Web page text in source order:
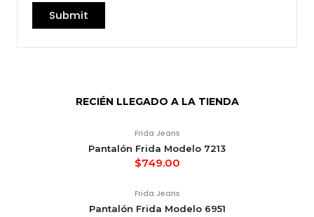
RECIÉN LLEGADO A LA TIENDA
Frida Jeans
Pantalón Frida Modelo 7213
$749.00
Frida Jeans
Pantalón Frida Modelo 6951